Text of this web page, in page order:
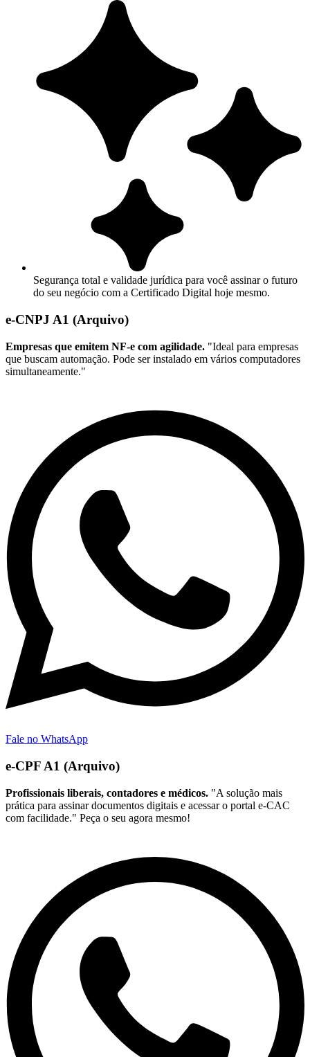
Segurança total e validade jurídica para você assinar o futuro
do seu negócio com a Certificado Digital hoje mesmo.
e-CNPJ A1 (Arquivo)
Empresas que emitem NF-e com agilidade. "Ideal para empresas
que buscam automação. Pode ser instalado em vários computadores
simultaneamente."
Fale no WhatsApp
e-CPF A1 (Arquivo)
Profissionais liberais, contadores e médicos. "A solução mais
prática para assinar documentos digitais e acessar o portal e-CAC
com facilidade." Peça o seu agora mesmo!